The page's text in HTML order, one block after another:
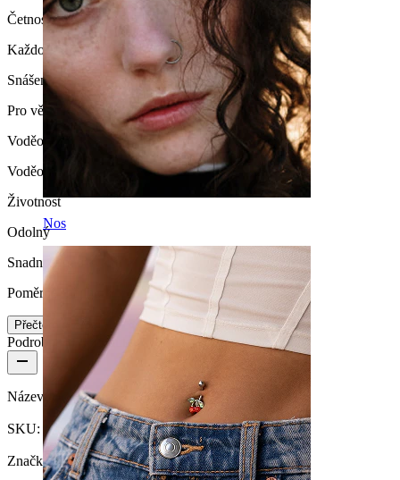
Nos
Četnost nošení
Každodenní nošení
Snášenlivost
Pro většinu typů pokožky
Voděodolnost
Voděodolný
Životnost
Odolný
Snadnost používání
Poměrně snadné
Přečtěte si více
Podrobnosti o produktu
Název: Push-in labreta s čirým kamínkem
SKU: Labret-126
Značka:Bodymod Trend